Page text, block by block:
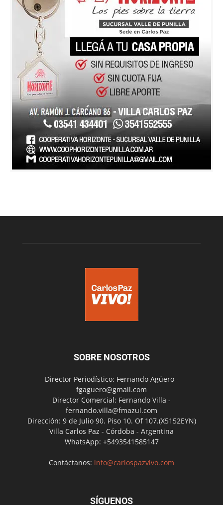
SOBRE NOSOTROS
Director Periodístico: Fernando Agüero -
fgaguero@gmail.com
Director Comercial: Fernando Villa -
fernando.villa@fmazul.com
Dirección: 9 de Julio 90. Piso 10. Of 107.(X5152EYN)
Villa Carlos Paz - Córdoba - Argentina
WhatsApp: +5493541585147
Contáctanos: info@carlospazvivo.com
SÍGUENOS